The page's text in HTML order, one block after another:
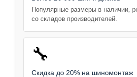
Популярные размеры в наличии,
со складов производителей.
🔧
Скидка до 20% на шиномонтаж